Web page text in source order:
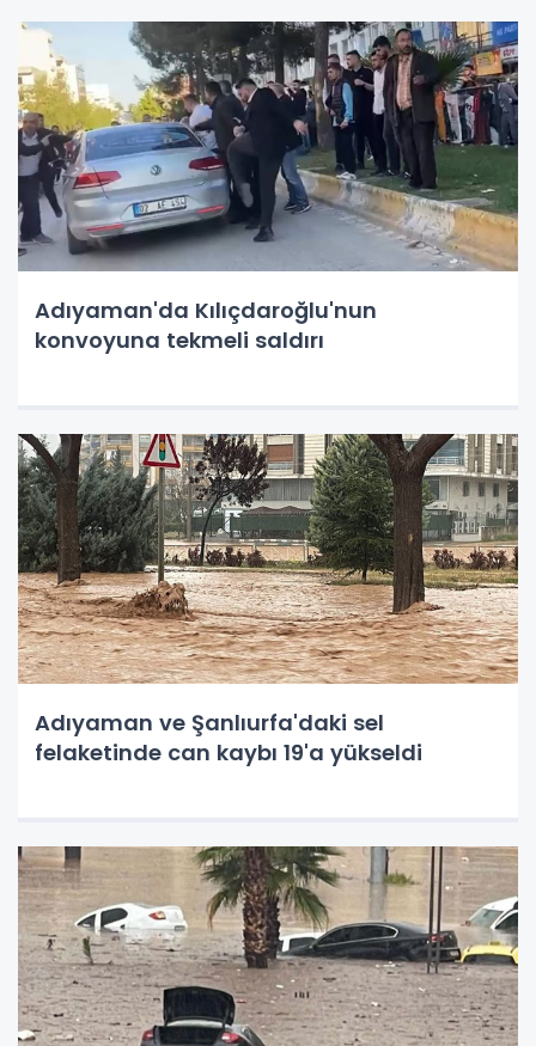
Adıyaman'da Kılıçdaroğlu'nun
konvoyuna tekmeli saldırı
Adıyaman ve Şanlıurfa'daki sel
felaketinde can kaybı 19'a yükseldi